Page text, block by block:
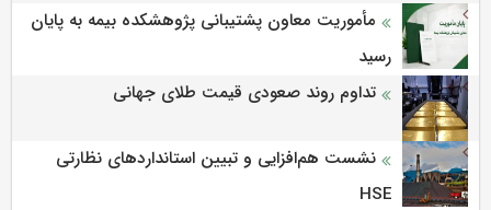
مأموریت معاون پشتیبانی پژوهشكده بیمه به پایان
رسید
تداوم روند صعودی قیمت طلای جهانی
نشست هم‌افزایی و تبیین استانداردهای نظارتی
HSE